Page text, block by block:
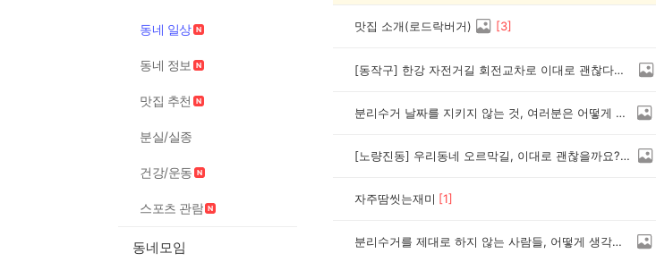
동네 일상
동네 정보
맛집 추천
분실/실종
건강/운동
스포츠 관람
동네모임
맛집 소개(로드락버거) [3]
[동작구] 한강 자전거길 회전교차로 이대로 괜찮다고 보시나요?(양보 표지는 있지만 위험한 자전거길)
분리수거 날짜를 지키지 않는 것, 여러분은 어떻게 생각하시나요?
[노량진동] 우리동네 오르막길, 이대로 괜찮을까요?(어떤 개선이 필요할까요?)
자주땀씻는재미 [1]
분리수거를 제대로 하지 않는 사람들, 어떻게 생각하세요?